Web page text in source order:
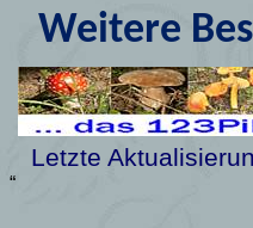
Weitere
Letzte